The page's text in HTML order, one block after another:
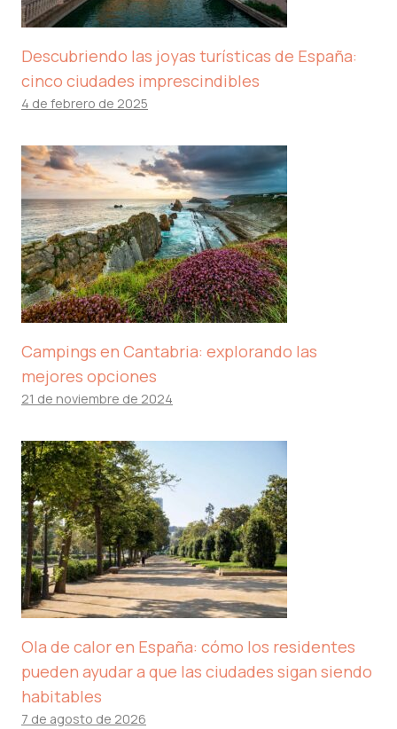
Descubriendo las joyas turísticas de España:
cinco ciudades imprescindibles
4 de febrero de 2025
Campings en Cantabria: explorando las
mejores opciones
21 de noviembre de 2024
Ola de calor en España: cómo los residentes
pueden ayudar a que las ciudades sigan siendo
habitables
7 de agosto de 2026